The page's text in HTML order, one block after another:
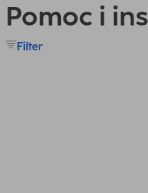
Pomoc i
Filter